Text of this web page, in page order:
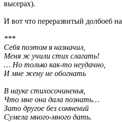
высерах).
И вот что переразвитый долбоеб
***
Себя поэтом я назначил,
Меня ж учили стих слагать!
… Но только как-то неудачно,
И мне жену не обогнать
В науке стихосочиненья,
Что мне она дала познать…
Зато другое без сомнений
Сумела много-много дать.